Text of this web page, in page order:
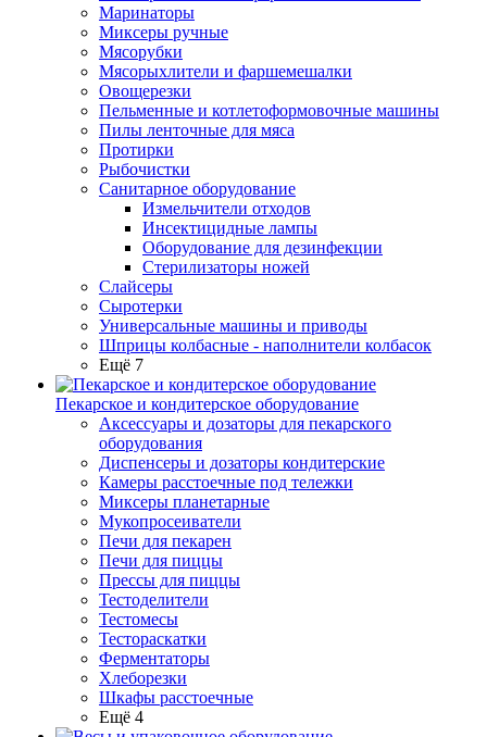
Маринаторы
Миксеры ручные
Мясорубки
Мясорыхлители и фаршемешалки
Овощерезки
Пельменные и котлетоформовочные машины
Пилы ленточные для мяса
Протирки
Рыбочистки
Санитарное оборудование
Измельчители отходов
Инсектицидные лампы
Оборудование для дезинфекции
Стерилизаторы ножей
Слайсеры
Сыротерки
Универсальные машины и приводы
Шприцы колбасные - наполнители колбасок
Ещё 7
Пекарское и кондитерское оборудование
Аксессуары и дозаторы для пекарского
оборудования
Диспенсеры и дозаторы кондитерские
Камеры расстоечные под тележки
Миксеры планетарные
Мукопросеиватели
Печи для пекарен
Печи для пиццы
Прессы для пиццы
Тестоделители
Тестомесы
Тестораскатки
Ферментаторы
Хлеборезки
Шкафы расстоечные
Ещё 4